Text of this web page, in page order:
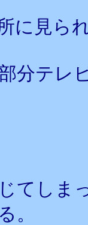
に見ら
分テレ
てし
。